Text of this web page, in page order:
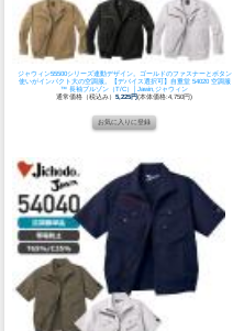
ジャウィン55500シリーズ連動デザイン。ゴールドのファスナーとボタン
使いがインパクト大の空調服。
【デバイス選択可】自重堂 54020 空調服
™ 長袖ブルゾン（T/C）│Jawin,ジャウィン
通常価格（税込み）5,225円(本体価格:4,750円)